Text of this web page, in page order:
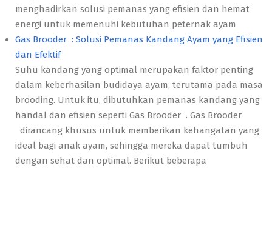
menghadirkan solusi pemanas yang efisien dan hemat
energi untuk memenuhi kebutuhan peternak ayam
Gas Brooder : Solusi Pemanas Kandang Ayam yang Efisien
dan Efektif
Suhu kandang yang optimal merupakan faktor penting
dalam keberhasilan budidaya ayam, terutama pada masa
brooding. Untuk itu, dibutuhkan pemanas kandang yang
handal dan efisien seperti Gas Brooder . Gas Brooder
dirancang khusus untuk memberikan kehangatan yang
ideal bagi anak ayam, sehingga mereka dapat tumbuh
dengan sehat dan optimal. Berikut beberapa